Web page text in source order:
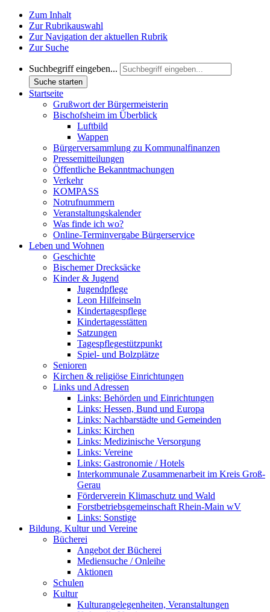
Zum Inhalt
Zur Rubrikauswahl
Zur Navigation der aktuellen Rubrik
Zur Suche
Suchbegriff eingeben...
Suche starten
Startseite
Grußwort der Bürgermeisterin
Bischofsheim im Überblick
Luftbild
Wappen
Bürgerversammlung zu Kommunalfinanzen
Pressemitteilungen
Öffentliche Bekanntmachungen
Verkehr
KOMPASS
Notrufnummern
Veranstaltungskalender
Was finde ich wo?
Online-Terminvergabe Bürgerservice
Leben und Wohnen
Geschichte
Bischemer Drecksäcke
Kinder & Jugend
Jugendpflege
Leon Hilfeinseln
Kindertagespflege
Kindertagesstätten
Satzungen
Tagespflegestützpunkt
Spiel- und Bolzplätze
Senioren
Kirchen & religiöse Einrichtungen
Links und Adressen
Links: Behörden und Einrichtungen
Links: Hessen, Bund und Europa
Links: Nachbarstädte und Gemeinden
Links: Kirchen
Links: Medizinische Versorgung
Links: Vereine
Links: Gastronomie / Hotels
Interkommunale Zusammenarbeit im Kreis Groß-
Gerau
Förderverein Klimaschutz und Wald
Forstbetriebsgemeinschaft Rhein-Main wV
Links: Sonstige
Bildung, Kultur und Vereine
Bücherei
Angebot der Bücherei
Mediensuche / Onleihe
Aktionen
Schulen
Kultur
Kulturangelegenheiten, Veranstaltungen